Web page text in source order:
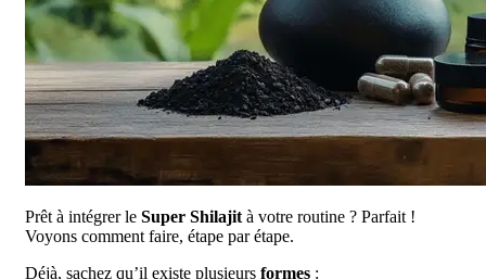
Prêt à intégrer le Super Shilajit à votre routine ? Parfait !
Voyons comment faire, étape par étape.
Déjà, sachez qu’il existe plusieurs formes :